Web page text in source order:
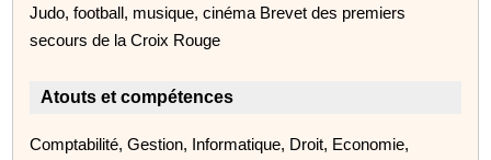
Judo, football, musique, cinéma Brevet des premiers
secours de la Croix Rouge
Atouts et compétences
Comptabilité, Gestion, Informatique, Droit, Economie,